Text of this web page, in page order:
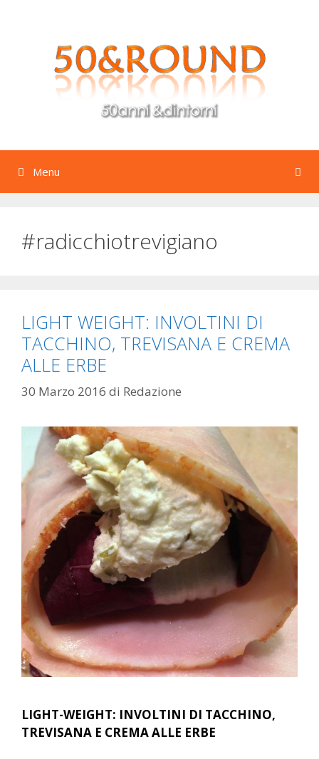
Menu
#radicchiotrevigiano
LIGHT WEIGHT: INVOLTINI DI
TACCHINO, TREVISANA E CREMA
ALLE ERBE
30 Marzo 2016 di Redazione
LIGHT-WEIGHT: INVOLTINI DI TACCHINO,
TREVISANA E CREMA ALLE ERBE